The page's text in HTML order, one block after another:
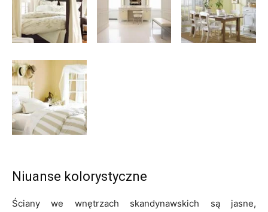
Niuanse kolorystyczne
Ściany we wnętrzach skandynawskich są jasne,